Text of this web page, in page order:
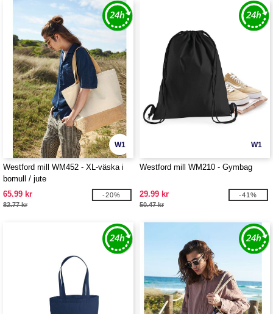
W1
Westford mill WM452 - XL-väska i
bomull / jute
65.99 kr
82.77 kr
-20%
W1
Westford mill WM210 - Gymbag
29.99 kr
50.47 kr
-41%